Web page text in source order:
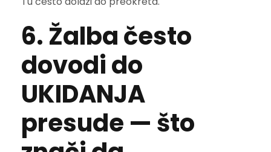
6. Žalba često
dovodi do
UKIDANJA
presude — što